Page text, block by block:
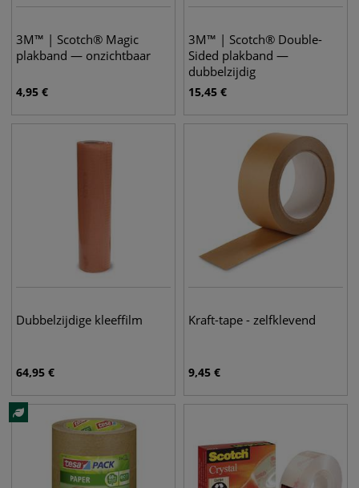
3M™ | Scotch® Magic
plakband — onzichtbaar
4,95 €
3M™ | Scotch® Double-
Sided plakband —
dubbelzijdig
15,45 €
Dubbelzijdige kleeffilm
64,95 €
Kraft-tape - zelfklevend
9,45 €